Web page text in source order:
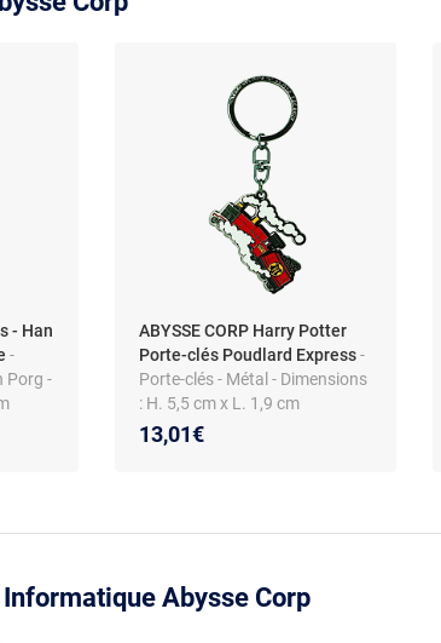
- Han
-
Porg -
ABYSSE CORP Harry Potter
Porte-clés Poudlard Express-
Porte-clés - Métal - Dimensions
: H. 5,5 cm x L. 1,9 cm
13,01€
Abysse Corp